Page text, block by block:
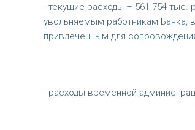
- текущие расходы – 561 754 тыс.
увольняемым работникам Банка,
привлеченным для
- расходы временной